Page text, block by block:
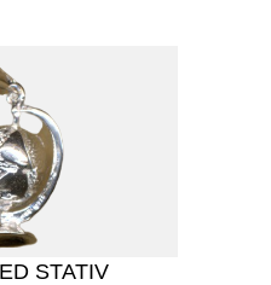
STATIV